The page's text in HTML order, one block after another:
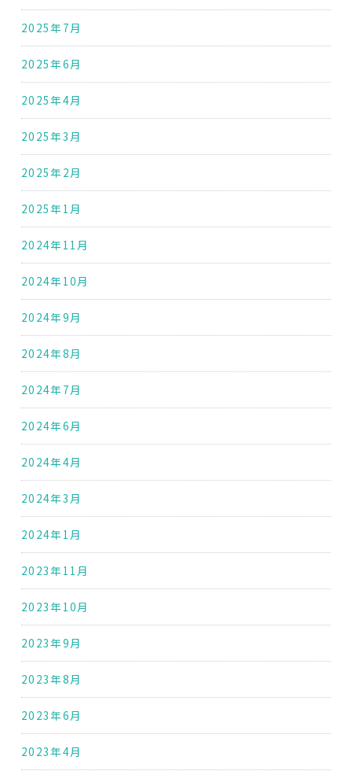
2025年7月
2025年6月
2025年4月
2025年3月
2025年2月
2025年1月
2024年11月
2024年10月
2024年9月
2024年8月
2024年7月
2024年6月
2024年4月
2024年3月
2024年1月
2023年11月
2023年10月
2023年9月
2023年8月
2023年6月
2023年4月